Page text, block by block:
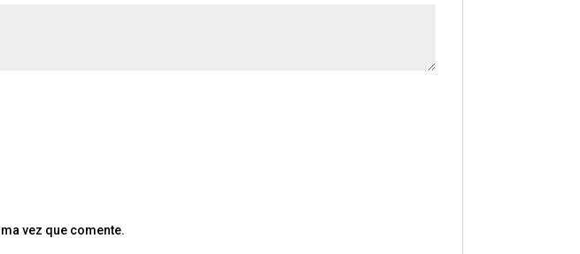
vez que comente.